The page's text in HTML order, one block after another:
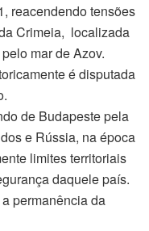
reacendendo tensões
Crimeia, localizada
mar de Azov.
é disputada
de Budapeste pela
e Rússia, na época
limites territoriais
daquele país.
permanência da